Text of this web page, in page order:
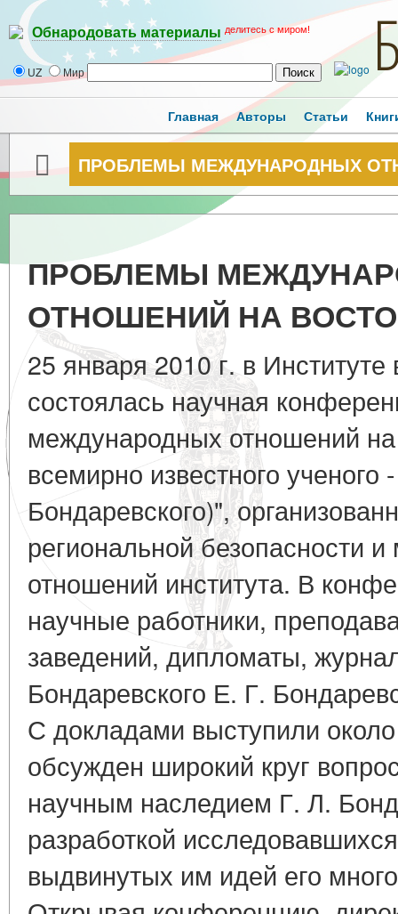
Обнародовать материалы делитесь с миром!
UZ Мир
Главная Авторы Статьи
ПРОБЛЕМЫ МЕЖДУНАРОДНЫХ
ПРОБЛЕМЫ
ОТНОШЕНИЙ НА
25 января 2010 г. в
состоялась научная
международных отношений
всемирно известного ученого
Бондаревского)",
региональной безопасности
отношений института. В
научные работники,
заведений, дипломаты,
Бондаревского Е. Г.
С докладами выступили
обсужден широкий круг
научным наследием Г. Л.
разработкой
выдвинутых им идей его